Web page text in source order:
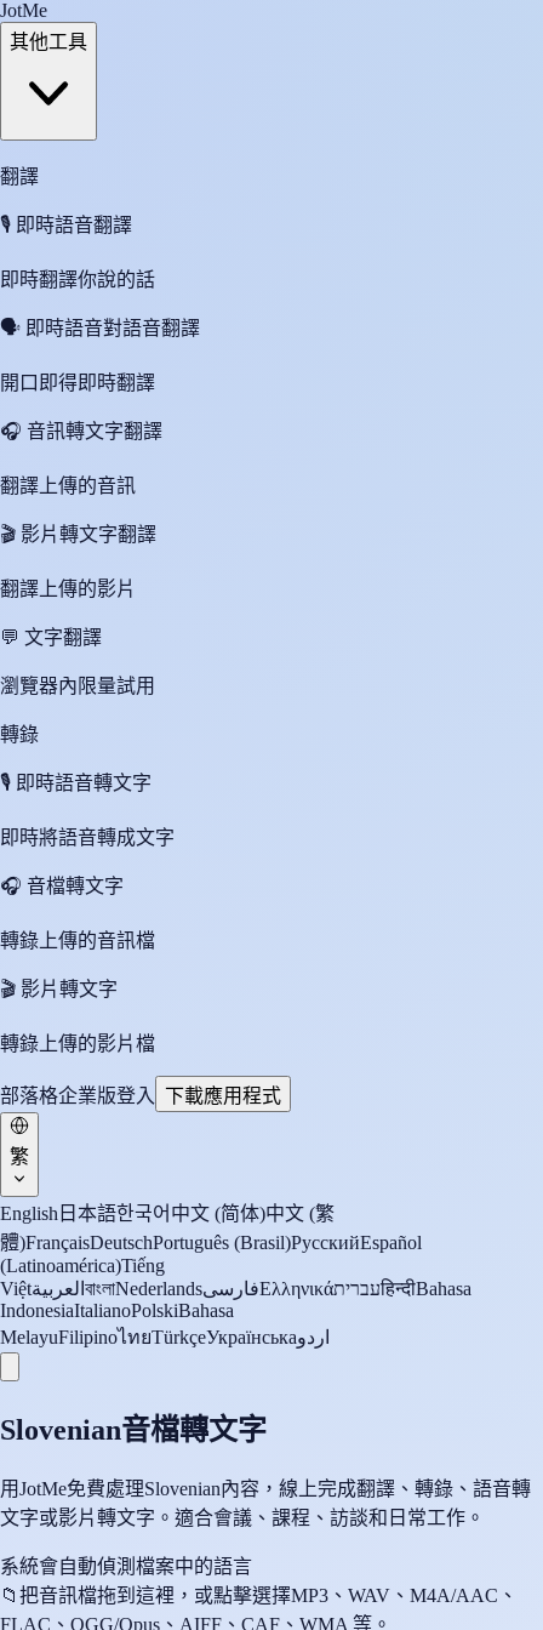
JotMe
其他工具
翻譯
🎙️ 即時語音翻譯
即時翻譯你說的話
🗣️ 即時語音對語音翻譯
開口即得即時翻譯
🎧 音訊轉文字翻譯
翻譯上傳的音訊
🎬 影片轉文字翻譯
翻譯上傳的影片
💬 文字翻譯
瀏覽器內限量試用
轉錄
🎙️ 即時語音轉文字
即時將語音轉成文字
🎧 音檔轉文字
轉錄上傳的音訊檔
🎬 影片轉文字
轉錄上傳的影片檔
部落格企業版登入 下載應用程式
繁
English 日本語한국어 中文 (简体)中文 (繁
體)FrançaisDeutschPortuguês (Brasil)РусскийEspañol
(Latinoamérica)Tiếng
Việtالعربية বাংলাNederlandsفارسیΕλληνικάעבריתहिन्दीBahasa
IndonesiaItalianoPolskiBahasa
MelayuFilipinoไทยTürkçeУкраїнськаاردو
Slovenian音檔轉文字
用JotMe免費處理Slovenian內容，線上完成翻譯、轉錄、語音轉
文字或影片轉文字。適合會議、課程、訪談和日常工作。
系統會自動偵測檔案中的語言
📁 把音訊檔拖到這裡，或點擊選擇MP3、WAV、M4A/AAC、
FLAC、OGG/Opus、AIFF、CAF、WMA 等。